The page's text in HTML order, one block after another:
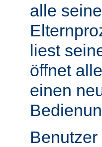
alle
liest
öffnet
einen
Benutzer